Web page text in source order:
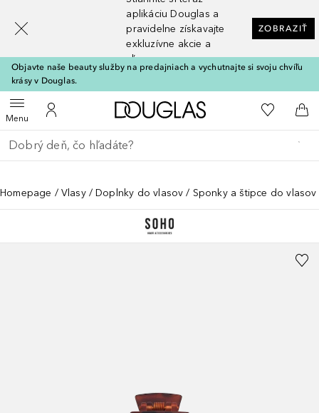
aplikáciu Douglas a
pravidelne získavajte
exkluzívne akcie a
zľavy
ZOBRAZIŤ
Objavte naše beauty služby na predajniach a vychutnajte si svoju chvíľu
krásy v Douglas.
MenuOtvoriť menuDo môjho účtu
Domov Do môjho
Do
Choď späť
Vykonajte vyhľadávanie
Homepage Vlasy Doplnky do vlasov Sponky a štipce do vlasov
[navigation.slideout.screenreader]